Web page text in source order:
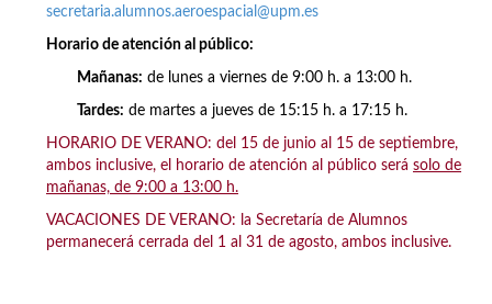
secretaria.alumnos.aeroespacial@upm.es
Horario de atención al público:
Mañanas: de lunes a viernes de 9:00 h. a 13:00 h.
Tardes: de martes a jueves de 15:15 h. a 17:15 h.
HORARIO DE VERANO: del 15 de junio al 15 de septiembre,
ambos inclusive, el horario de atención al público será solo de
mañanas, de 9:00 a 13:00 h.
VACACIONES DE VERANO: la Secretaría de Alumnos
permanecerá cerrada del 1 al 31 de agosto, ambos inclusive.